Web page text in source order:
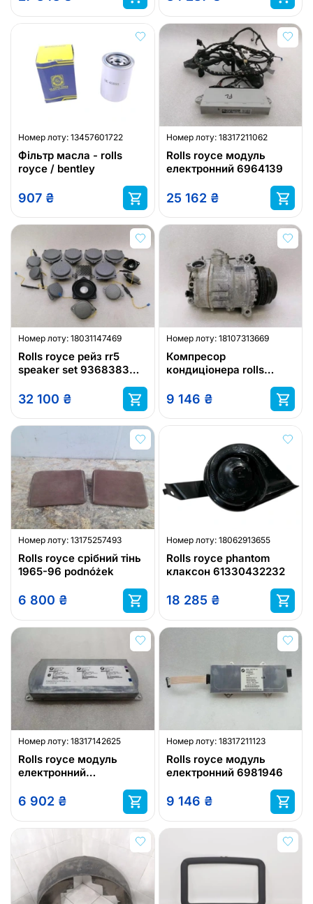
Номер лоту: 13457601722
Фільтр масла - rolls
royce / bentley
907 ₴
Номер лоту: 18317211062
Rolls royce модуль
електронний 6964139
25 162 ₴
Номер лоту: 18031147469
Rolls royce рейз rr5
speaker set 9368383
32 100 ₴
Номер лоту: 18107313669
Компресор
кондиціонера rolls
9 146 ₴
Номер лоту: 13175257493
Rolls royce срібний тінь
1965-96 podnóżek
6 800 ₴
Номер лоту: 18062913655
Rolls royce phantom
клаксон 61330432232
18 285 ₴
Номер лоту: 18317142625
Rolls royce модуль
електронний
6 902 ₴
Номер лоту: 18317211123
Rolls royce модуль
електронний 6981946
9 146 ₴